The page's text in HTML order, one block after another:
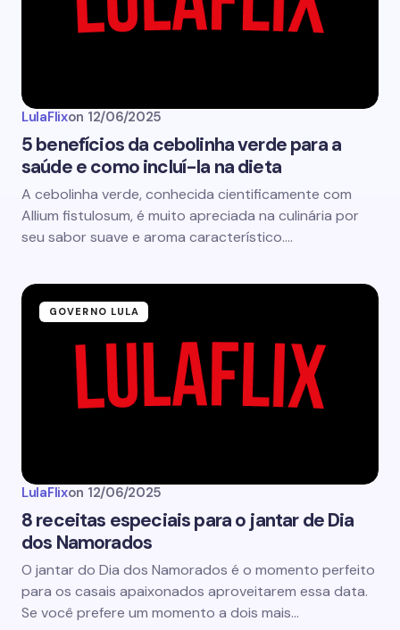
LulaFlixon 12/06/2025
5 benefícios da cebolinha verde para a
saúde e como incluí-la na dieta
A cebolinha verde, conhecida cientificamente com
Allium fistulosum, é muito apreciada na culinária por
seu sabor suave e aroma característico.…
GOVERNO LULA
LulaFlixon 12/06/2025
8 receitas especiais para o jantar de Dia
dos Namorados
O jantar do Dia dos Namorados é o momento perfeito
para os casais apaixonados aproveitarem essa data.
Se você prefere um momento a dois mais…